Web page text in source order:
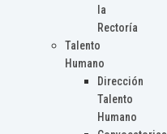
la
Rectoría
Talento
Humano
Dirección
Talento
Humano